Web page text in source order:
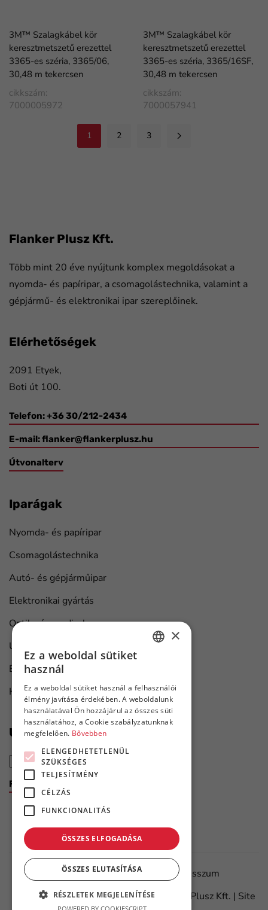
3M™ Szalagkábel kör
keresztmetszetű erezettel
3365-es széria, 3365/06,
30,48 m tekercsen
cikkszám:
7000005972
3M™ Szalagkábel kör
keresztmetszetű erezettel
3365-es széria, 3365/16SF,
30,48 m tekercsen
cikkszám:
7000057941
1 2 3
Flanker Plusz Kft.
Több mint 20 éve nyújtunk komplex megoldásokat a
nyomda- és papíripar, a csomagolástechnika, valamint a
gépjármű- és elektronikai ipar szereplőinek.
Elérhetőségek
2091 Etyek,
Boti út 100.
Telefon: +36 30/212-2434
E-mail:flanker@flankerplusz.hu
Útvonalterv
Iparágak
Nyomda- és papíripar
Csomagolástechnika
Autó- és gépjárműipar
Elektronikai gyártás
Optika és medical
Univerzális ipari megoldások
Bútorgyártás
Hajó karbantartás
Újdonságok első kézből
Feliratkozom a hírlevélre
2026. Minden jog fenntartva – Flanker Plusz Kft. | Site
Adatvédelmi tájékoztató Impresszum
×
Ez a weboldal sütiket
használ
Ez a weboldal sütiket használ a felhasználói
élmény javítása érdekében. A weboldalunk
használatával Ön hozzájárul az összes süti
használatához, a Cookie szabályzatunknak
megfelelően. Bővebben
ELENGEDHETETLENÜL
SZÜKSÉGES
TELJESÍTMÉNY
CÉLZÁS
FUNKCIONALITÁS
ÖSSZES ELFOGADÁSA
ÖSSZES ELUTASÍTÁSA
RÉSZLETEK MEGJELENÍTÉSE